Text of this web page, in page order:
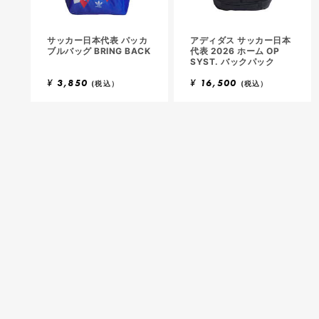
サッカー日本代表 パッカ
ブルバッグ BRING BACK
¥ 3,850 (税込）
アディダス サッカー日本
代表 2026 ホーム OP
SYST. バックパック
¥ 16,500 (税込）